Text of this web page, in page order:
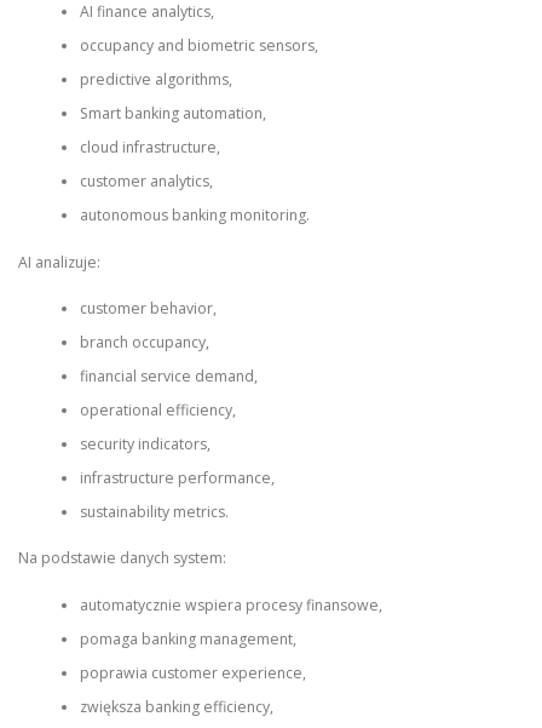
AI finance analytics,
occupancy and biometric sensors,
predictive algorithms,
Smart banking automation,
cloud infrastructure,
customer analytics,
autonomous banking monitoring.
AI analizuje:
customer behavior,
branch occupancy,
financial service demand,
operational efficiency,
security indicators,
infrastructure performance,
sustainability metrics.
Na podstawie danych system:
automatycznie wspiera procesy finansowe,
pomaga banking management,
poprawia customer experience,
zwiększa banking efficiency,